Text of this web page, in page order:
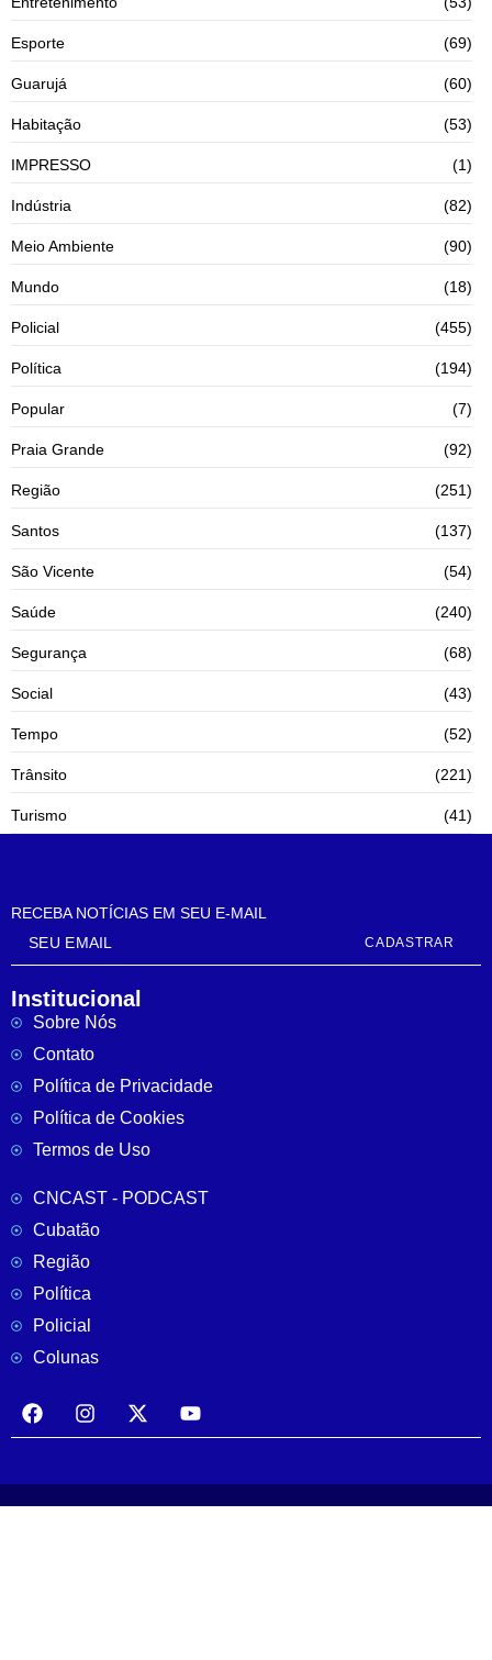
Esporte (69)
Guarujá (60)
Habitação (53)
IMPRESSO (1)
Indústria (82)
Meio Ambiente (90)
Mundo (18)
Policial (455)
Política (194)
Popular (7)
Praia Grande (92)
Região (251)
Santos (137)
São Vicente (54)
Saúde (240)
Segurança (68)
Social (43)
Tempo (52)
Trânsito (221)
Turismo (41)
RECEBA NOTÍCIAS EM SEU E-MAIL
CADASTRAR
Institucional
Sobre Nós
Contato
Política de Privacidade
Política de Cookies
Termos de Uso
CNCAST - PODCAST
Cubatão
Região
Política
Policial
Colunas